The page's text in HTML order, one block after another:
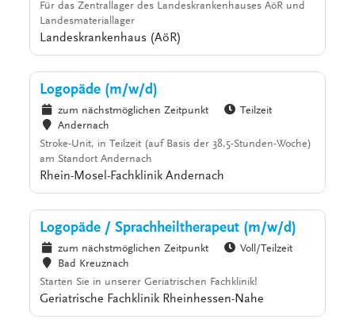
Für das Zentrallager des Landeskrankenhauses AöR und
Landesmateriallager
Landeskrankenhaus (AöR)
Logopäde (m/w/d)
zum nächstmöglichen Zeitpunkt
Teilzeit
Andernach
Stroke-Unit, in Teilzeit (auf Basis der 38,5-Stunden-Woche)
am Standort Andernach
Rhein-Mosel-Fachklinik Andernach
Logopäde / Sprachheiltherapeut (m/w/d)
zum nächstmöglichen Zeitpunkt
Voll/Teilzeit
Bad Kreuznach
Starten Sie in unserer Geriatrischen Fachklinik!
Geriatrische Fachklinik Rheinhessen-Nahe